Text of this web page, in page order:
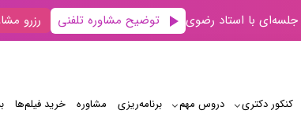
جلسه‌ای با استاد رضوی توضیح مشاوره تلفنی رزرو
کنکور دکتری دروس مهم برنامه‌‌ریزی مشاوره خرید فیلم‌ها